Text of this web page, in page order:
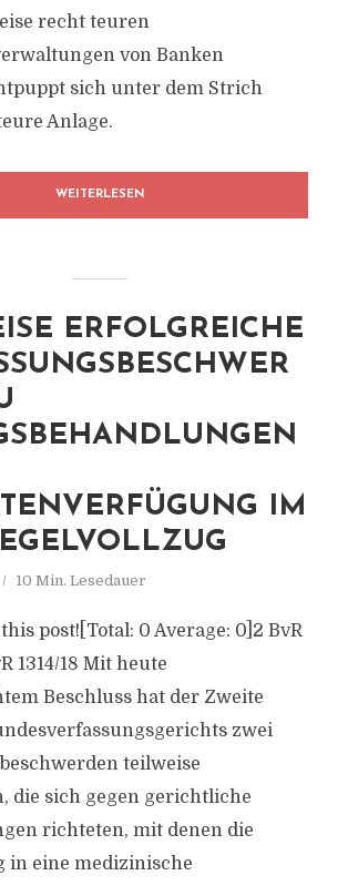
recht teuren
von Banken
sich unter dem Strich
Anlage.
WEITERLESEN
ERFOLGREICHE
IM
10 Min. Lesedauer
post![Total: 0 Average: 0]2 BvR
1314/18 Mit heute
Beschluss hat der Zweite
zwei
teilweise
die sich gegen gerichtliche
richteten, mit denen die
in eine medizinische